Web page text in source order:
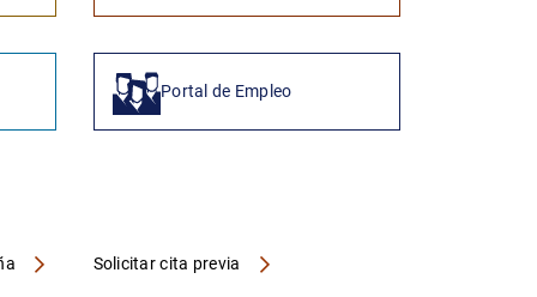
Portal de Empleo
Solicitar cita previa